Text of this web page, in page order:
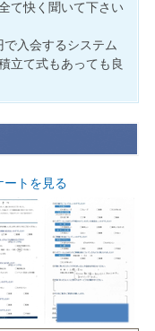
て快く聞いて下さい
で入会するシステム
立て式もあっても良
トを見る